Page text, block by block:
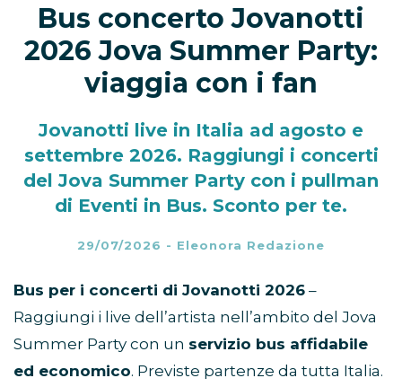
Bus concerto Jovanotti
2026 Jova Summer Party:
viaggia con i fan
Jovanotti live in Italia ad agosto e
settembre 2026. Raggiungi i concerti
del Jova Summer Party con i pullman
di Eventi in Bus. Sconto per te.
29/07/2026 - Eleonora Redazione
Bus per i concerti di Jovanotti 2026 –
Raggiungi i live dell’artista nell’ambito del Jova
Summer Party con un servizio bus affidabile
ed economico. Previste partenze da tutta Italia.